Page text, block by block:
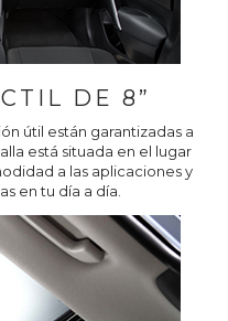
DE 8”
útil están garantizadas a
está situada en el lugar
a las aplicaciones y
en tu día a día.